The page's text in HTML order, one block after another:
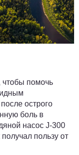
чтобы помочь
острого
боль в
насос J-300
пользу от